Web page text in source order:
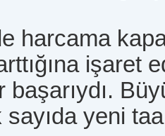
harcama
arttığına
yeni